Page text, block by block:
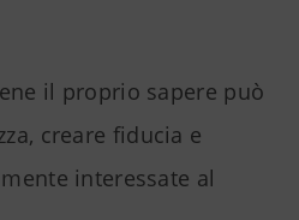
il proprio sapere può
creare fiducia e
interessate al